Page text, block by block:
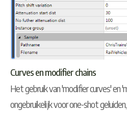
Curves en modifier chains
Het gebruik van 'modifier curves' en
ongebruikelijk voor one-shot